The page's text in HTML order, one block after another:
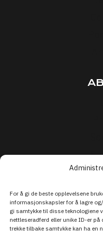
For å gi de beste opplevelsene
informasjonskapsler for å lagre
gi samtykke til disse teknologiene
nettleseradferd eller unike ID-er
trekke tilbake samtykke kan ha en